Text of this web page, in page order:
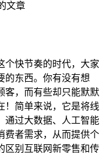
文章
个快节奏的时代，大家
的东西。你有没有想
客，而有些却只能默默
！简单来说，它是将线
通过大数据、人工智能
费者需求，从而提供个
区别互联网新零售和传